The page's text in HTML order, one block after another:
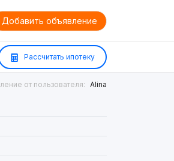
Добавить объявление
Рассчитать ипотеку
от пользователя: Alina